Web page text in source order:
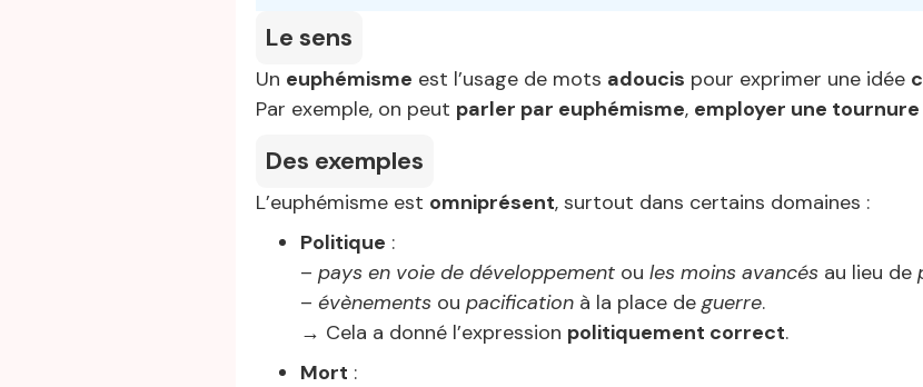
Le sens
Un euphémisme est l’usage de mots adoucis pour exprimer une idée
Par exemple, on peut parler par euphémisme, employer une
Des exemples
L’euphémisme est omniprésent, surtout dans certains domaines :
Politique :
– pays en voie de développement ou les moins avancés au lieu de
– évènements ou pacification à la place deguerre.
→ Cela a donné l’expression politiquement correct.
Mort :